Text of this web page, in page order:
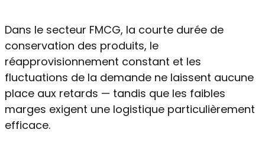
Dans le secteur FMCG, la courte durée de
conservation des produits, le
réapprovisionnement constant et les
fluctuations de la demande ne laissent aucune
place aux retards — tandis que les faibles
marges exigent une logistique particulièrement
efficace.